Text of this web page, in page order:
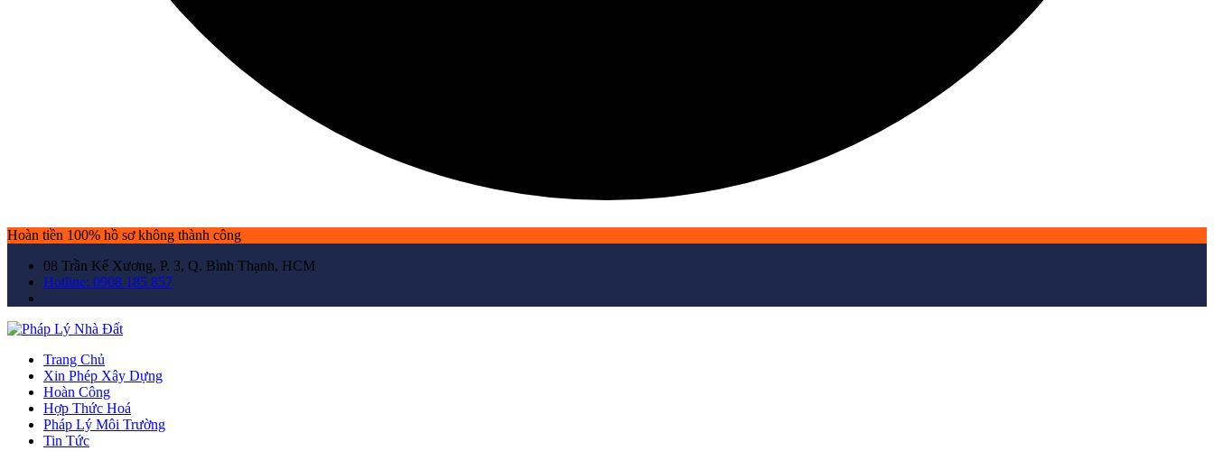
Hoàn tiền 100% hồ sơ không thành công
08 Trần Kế Xương, P. 3, Q. Bình Thạnh, HCM
Hotline: 0908 185 857
Trang Chủ
Xin Phép Xây Dựng
Hoàn Công
Hợp Thức Hoá
Pháp Lý Môi Trường
Tin Tức